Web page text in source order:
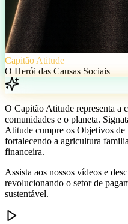
Capitão Atitude
O Herói das Causas Sociais
O Capitão Atitude representa a
comunidades e o planeta.
Atitude cumpre os Objetivos
fortalecendo a agricultura
financeira.
Assista aos nossos vídeos e
revolucionando o setor de
sustentável.